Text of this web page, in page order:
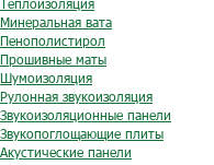
Теплоизоляция
Минеральная вата
Пенополистирол
Прошивные маты
Шумоизоляция
Рулонная звукоизоляция
Звукоизоляционные панели
Звукопоглощающие плиты
Акустические панели